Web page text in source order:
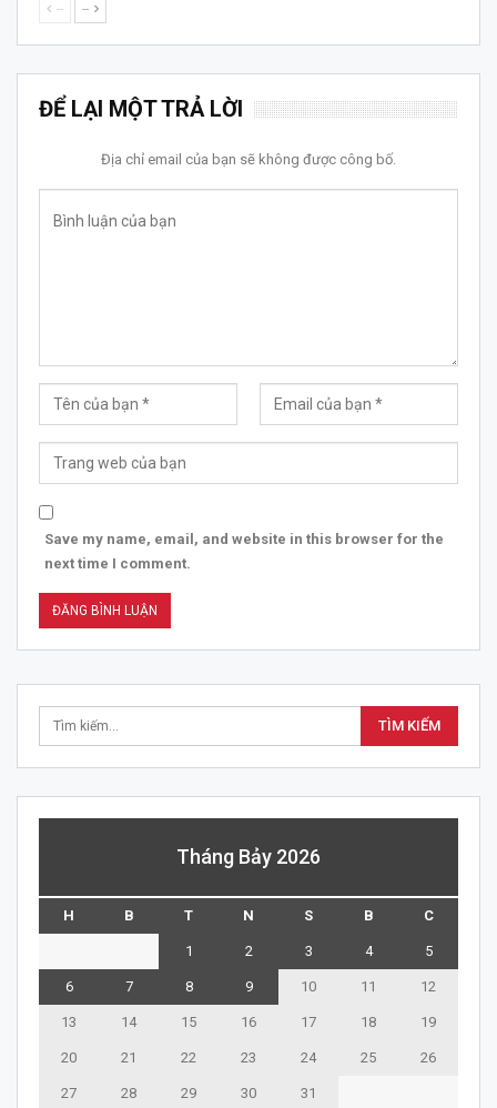
-- --
ĐỂ LẠI MỘT TRẢ LỜI
Địa chỉ email của bạn sẽ không được công bố.
Save my name, email, and website in this browser for the
next time I comment.
Tháng Bảy 2026
H B T N S B C
1 2 3 4 5
6 7 8 9 10 11 12
13 14 15 16 17 18 19
20 21 22 23 24 25 26
27 28 29 30 31